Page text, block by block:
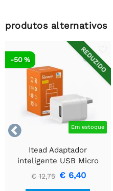
produtos alternativos

REDUZIDO
Em estoque
-50 %
Itead Adaptador
inteligente USB Micro
Zigbee SONOFF
€ 12,75 € 6,40